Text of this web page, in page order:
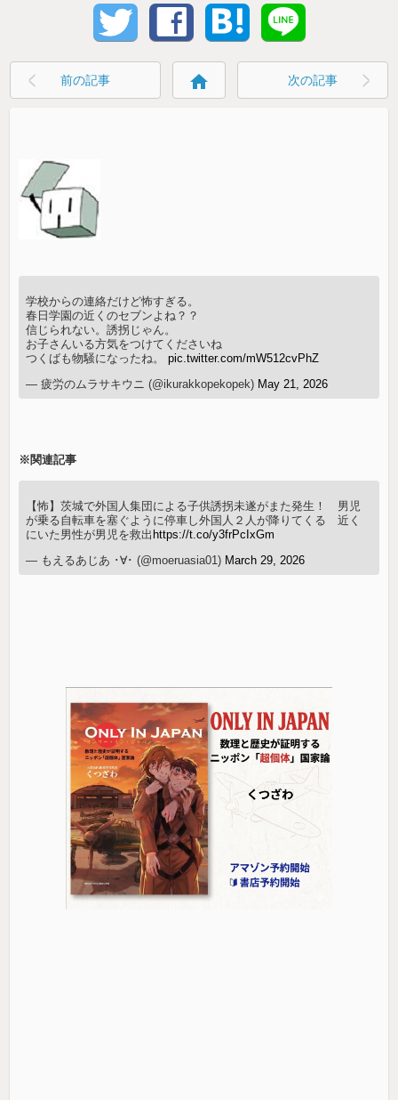
前の記事 home 次の記事
学校からの連絡だけど怖すぎる。
春日学園の近くのセブンよね？？
信じられない。誘拐じゃん。
お子さんいる方気をつけてくださいね
つくばも物騒になったね。pic.twitter.com/mW512cvPhZ
— 疲労のムラサキウニ (@ikurakkopekopek) May 21, 2026
※関連記事
【怖】茨城で外国人集団による子供誘拐未遂がまた発生！ 男児
が乗る自転車を塞ぐように停車し外国人２人が降りてくる 近く
にいた男性が男児を救出 https://t.co/y3frPcIxGm
— もえるあじあ ･∀･ (@moeruasia01) March 29, 2026